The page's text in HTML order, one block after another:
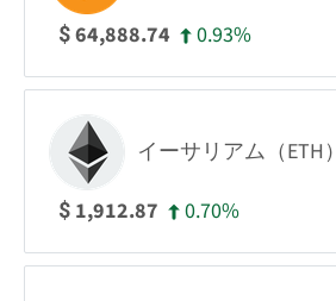
$64,888.74 0.93%
イーサリアム（ETH）
$ 1,912.87 0.70%